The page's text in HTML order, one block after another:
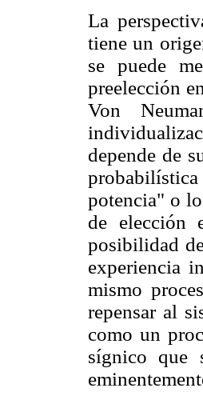
La
tiene un
se puede
preelección
Von
depende de
potencia" o
de elección
posibilidad
experiencia
mismo
repensar al
como un
sígnico que